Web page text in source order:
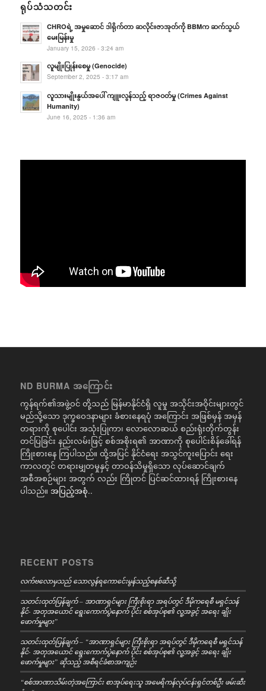
ရုပ်သံသတင်း
CHROရဲ့ အမှုဆောင် ဒါရိုက်တာ ဆလိုင်းဇာအုတ်ကို BBMက ဆက်သွယ်
မေးမြန်းမှု
January 15, 2026 - 3:24 am
လူမျိုးပြုန်းစေမှု (Genocide)
September 2, 2025 - 3:17 am
လူသားမျိုးနွယ်အပေါ် ကျူးလွန်သည့် ရာဇဝတ်မှု (Crimes Against
Humanity)
June 16, 2025 - 1:36 am
ND BURMA အကြောင်း
ကွန်ရက်၏အဖွဲ့ဝင် တို့သည် မြန်မာနိုင်ငံရှိ လူမှု အသိုင်းအဝိုင်းများတွင်
မည်သို့သော ဒုက္ခဝေဒနာများ ခံစားနေရပုံ အကြောင်း အဖြစ်မှန် အမှန်
တရားကို စုပေါင်း အသုံးပြုကာ၊ လောလောဆယ် စည်းရုံးတိုက်တွန်း
တင်ပြခြင်း နည်းလမ်းဖြင့် စစ်အစိုးရ၏ အာဏာကို စုပေါင်းစိန်ခေါ်ရန်
ကြိုးစားနေ ကြပါသည်။ ထို့အပြင် နိုင်ငံရေး အသွင်ကူးပြောင်း ရေး
ကာလတွင် တရားမျှတမှုနှင့် တာဝန်သိမှုရှိသော လုပ်ဆောင်ချက်
အစီအစဉ်များ အတွက် လည်း ကြိုတင် ပြင်ဆင်ထားရန် ကြိုးစားနေ
ပါသည်။ အပြည့်အစုံ..
RECENT POSTS
လက်ဗလောမှသည် သောလွန်ရကောင်ေးမွန်သည့်စနစ်ဆီသို့
သတင်းထုတ်ပြန်ချက် – အာဏာရှင်များ ကြီးစိုးရာ အရပ်တွင် ဒီမိုကရေစီ မရှင်သန်
နိုင်- အတုအယောင် ရွေးကောက်ပွဲနောက် ပိုင်း စစ်အုပ်စု၏ လူ့အခွင့် အရေး ချိုး
ဖောက်မှုများ”
သတင်းထုတ်ပြန်ချက် – “အာဏာရှင်များ ကြီးစိုးရာ အရပ်တွင် ဒီမိုကရေစီ မရှင်သန်
နိုင်- အတုအယောင် ရွေးကောက်ပွဲနောက် ပိုင်း စစ်အုပ်စု၏ လူ့အခွင့် အရေး ချိုး
ဖောက်မှုများ” ဆိုသည့် အစီရင်ခံစာအကျဉ်း
“စစ်အာဏာသိမ်းတဲ့အကြောင်း စာအုပ်ရေးသူ အမေရိကန်လုပ်ငန်းရှင်တစ်ဦး ဖမ်းဆီး